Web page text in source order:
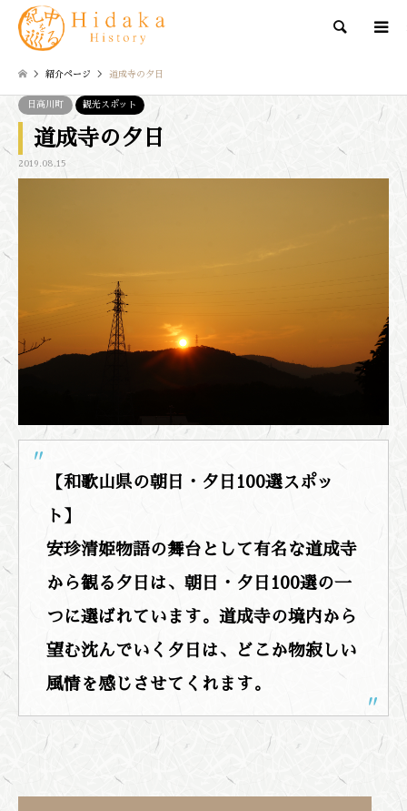
検索
紹介ページ 道成寺の夕日
日高川町 観光スポット
道成寺の夕日
2019.08.15
【和歌山県の朝日・夕日100選スポッ
ト】
安珍清姫物語の舞台として有名な道成寺
から観る夕日は、朝日・夕日100選の一
つに選ばれています。道成寺の境内から
望む沈んでいく夕日は、どこか物寂しい
風情を感じさせてくれます。